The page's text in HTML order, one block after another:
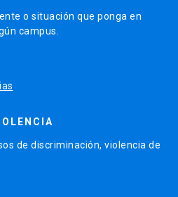
o situación que ponga en
campus.
de discriminación, violencia de